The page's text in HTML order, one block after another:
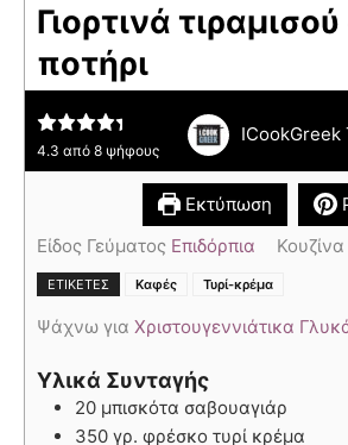
Γιορτινά
ποτήρι
4.3 από 8 ψήφους
ICookGreek
Εκτύπωση
Είδος Γεύματος Επιδόρπια Κουζίνα
ΕΤΙΚΈΤΕΣ Καφές Τυρί-κρέμα
Ψάχνω για Χριστουγεννιάτικα
Υλικά Συνταγής
20 μπισκότα σαβουαγιάρ
350 γρ. φρέσκο τυρί κρέμα